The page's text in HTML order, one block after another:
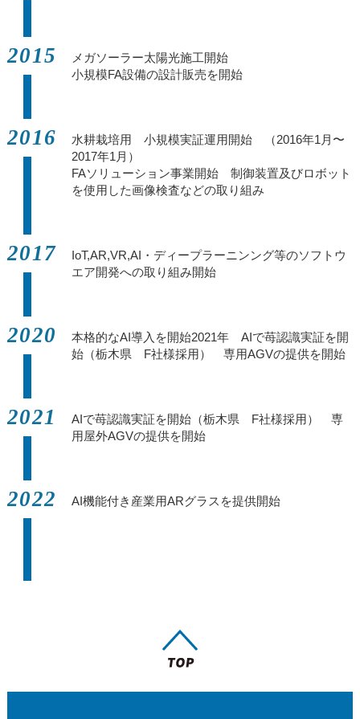
2015
メガソーラー太陽光施工開始
小規模FA設備の設計販売を開始
2016
水耕栽培用 小規模実証運用開始 （2016年1月〜
2017年1月）
FAソリューション事業開始 制御装置及びロボット
を使用した画像検査などの取り組み
2017
IoT,AR,VR,AI・ディープラーニンング等のソフトウ
エア開発への取り組み開始
2020
本格的なAI導入を開始2021年 AIで苺認識実証を開
始（栃木県 F社様採用） 専用AGVの提供を開始
2021
AIで苺認識実証を開始（栃木県 F社様採用） 専
用屋外AGVの提供を開始
2022 AI機能付き産業用ARグラスを提供開始